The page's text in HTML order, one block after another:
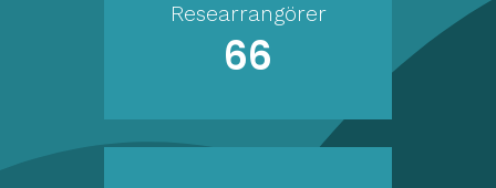
Researrangörer
66